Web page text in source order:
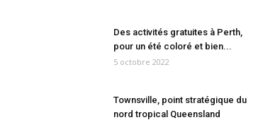
Des activités gratuites à Perth,
pour un été coloré et bien...
5 octobre 2022
Townsville, point stratégique du
nord tropical Queensland